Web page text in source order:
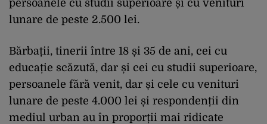
persoanele cu studii superioare și cu venituri
lunare de peste 2.500 lei.
Bărbații, tinerii între 18 și 35 de ani, cei cu
educație scăzută, dar și cei cu studii superioare,
persoanele fără venit, dar și cele cu venituri
lunare de peste 4.000 lei și respondenții din
mediul urban au în proporții mai ridicate